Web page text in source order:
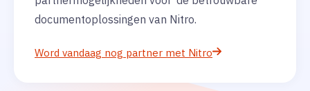
documentoplossingen van Nitro.
Word vandaag nog partner met Nitro